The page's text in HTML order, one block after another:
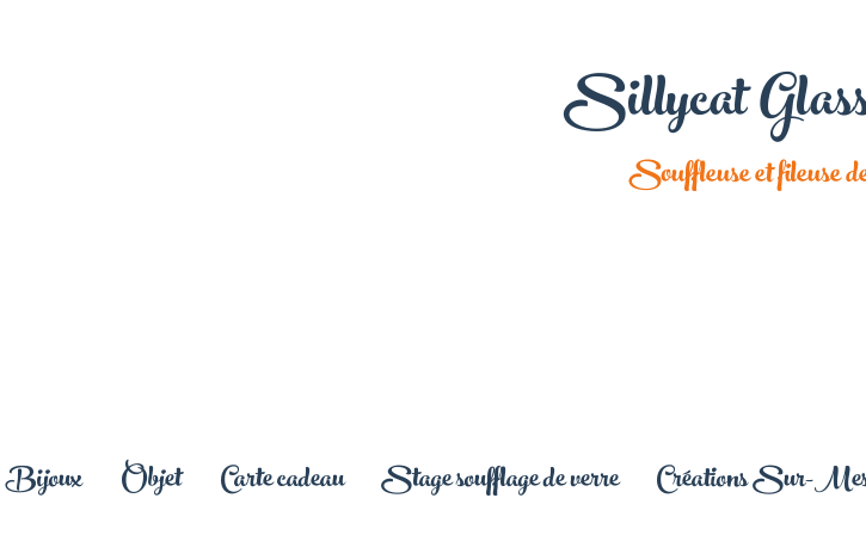
Sillycat
Souffleuse et fileuse
Bijoux Objet Carte cadeau Stage soufflage de verre Créations Sur-